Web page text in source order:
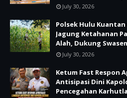
July 30, 2026
Polsek Hulu
Jagung Ketahanan
Alah, Dukung
July 30, 2026
Ketum Fast Respon
Antisipasi Dini
Pencegahan Karhutla